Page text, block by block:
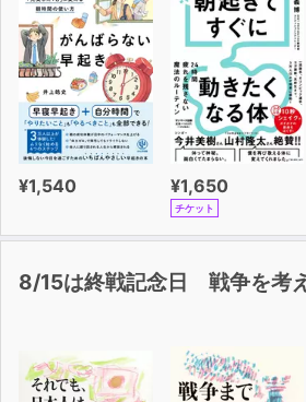
¥1,540 ¥1,650
チケット
8/15は終戦記念日 戦争を考